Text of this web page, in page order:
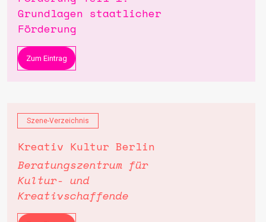
Grundlagen staatlicher
Förderung
Zum Eintrag
Szene-Verzeichnis
Kreativ Kultur Berlin
Beratungszentrum für
Kultur- und
Kreativschaffende